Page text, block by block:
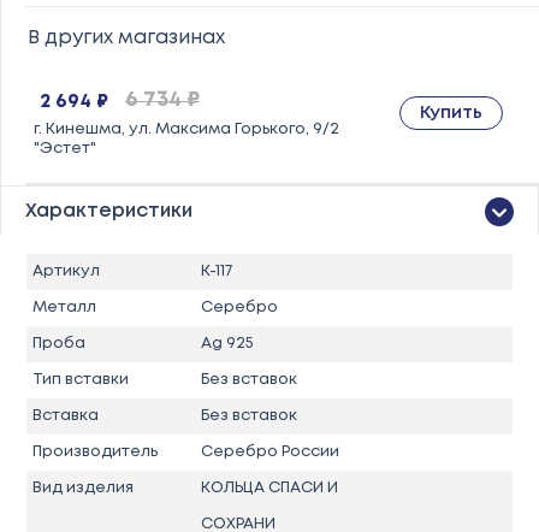
В других магазинах
2 694 ₽ 6 734 ₽
г. Кинешма, ул. Максима Горького, 9/2
"Эстет"
Купить
Характеристики
Артикул К-117
Металл Серебро
Проба Ag 925
Тип вставки Без вставок
Вставка Без вставок
Производитель Серебро России
Вид изделия КОЛЬЦА СПАСИ И
СОХРАНИ